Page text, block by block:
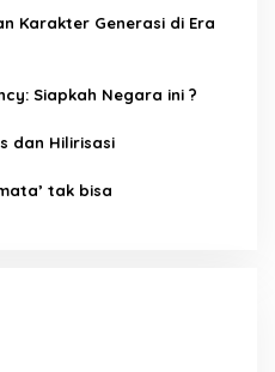
Karakter Generasi di Era
Siapkah Negara ini ?
dan Hilirisasi
tak bisa